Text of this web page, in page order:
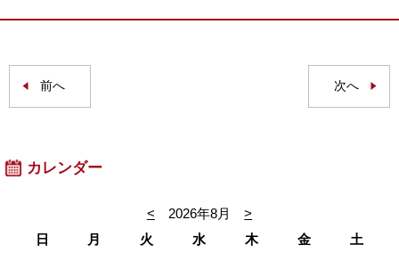
前へ 次へ
カレンダー
< 2026年8月
>
日
月 火 水 木 金
土